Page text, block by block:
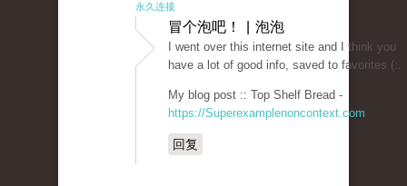
永久连接
冒个泡吧！ | 泡泡
I went over this internet site and I think you
have a lot of good info, saved to favorites (:.
My blog post :: Top Shelf Bread -
https://Superexamplenoncontext.com
回复